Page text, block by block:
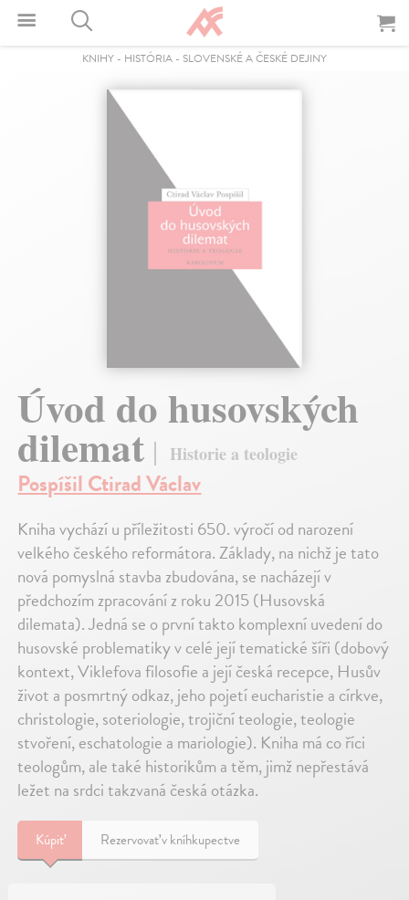
KNIHY - HISTÓRIA - SLOVENSKÉ A ČESKÉ DEJINY
Úvod do husovských
dilemat Historie a teologie
Pospíšil Ctirad Václav
Kniha vychází u příležitosti 650. výročí od narození
velkého českého reformátora. Základy, na nichž je tato
nová pomyslná stavba zbudována, se nacházejí v
předchozím zpracování z roku 2015 (Husovská
dilemata). Jedná se o první takto komplexní uvedení do
husovské problematiky v celé její tematické šíři (dobový
kontext, Viklefova filosofie a její česká recepce, Husův
život a posmrtný odkaz, jeho pojetí eucharistie a církve,
christologie, soteriologie, trojiční teologie, teologie
stvoření, eschatologie a mariologie). Kniha má co říci
teologům, ale také historikům a těm, jimž nepřestává
ležet na srdci takzvaná česká otázka.
Kúpiť Rezervovať v kníhkupectve